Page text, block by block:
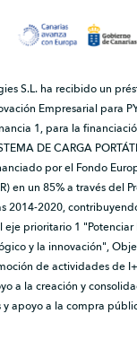
S.L. ha recibido un
Empresarial para
1, para la
DE CARGA
por el Fondo
en un 85% a través del
2014-2020,
eje prioritario 1
y la innovación",
de actividades de
a la creación y
y apoyo a la compra